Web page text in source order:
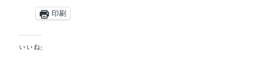
印刷
いいね: